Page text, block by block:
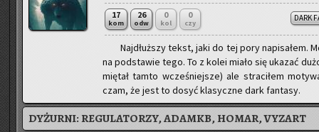
17
kom
26
odw
0
kol
0
czy
DARK
Naj­dłuż­szy tekst, jaki do tej pory na­pi­sa­łem.
na pod­sta­wie tego. To z kolei miało się uka­zać
mię­tał tamto wcze­śniej­sze) ale stra­ci­łem
czam, że jest to dosyć kla­sycz­ne dark fan­ta­sy.
DYŻURNI:REGULATORZY, ADAMKB, HOMAR, VYZART